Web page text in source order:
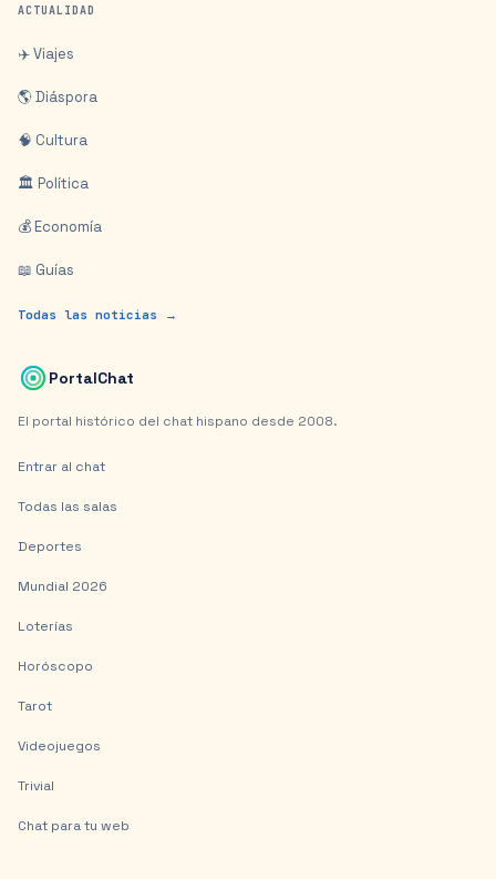
ACTUALIDAD
✈️ Viajes
🌎 Diáspora
🧠 Cultura
🏛️ Política
💰 Economía
📖 Guías
Todas las noticias →
PortalChat
El portal histórico del chat hispano desde 2008.
Entrar al chat
Todas las salas
Deportes
Mundial 2026
Loterías
Horóscopo
Tarot
Videojuegos
Trivial
Chat para tu web